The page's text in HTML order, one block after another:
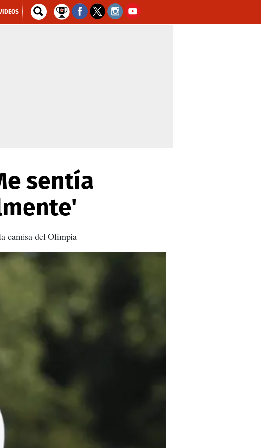
sentía
camisa del Olimpia